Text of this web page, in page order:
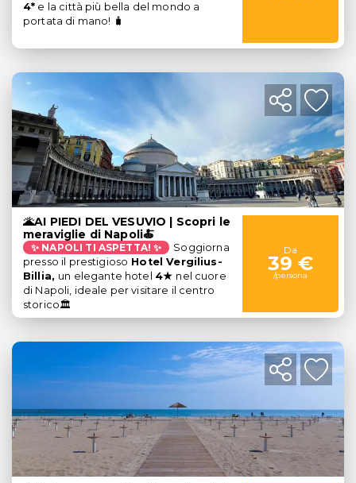
4* e la città più bella del mondo a
portata di mano! 🧳
🌋AI PIEDI DEL VESUVIO | Scopri le
meraviglie di Napoli🍝
✨ NAPOLI TI ASPETTA! ✨
Soggiorna
presso il prestigioso Hotel Vergilius-
Billia, un elegante hotel 4★ nel cuore
di Napoli, ideale per visitare il centro
storico🏛️
Da
39 €
/persona